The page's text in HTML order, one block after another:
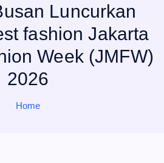
Luncurkan
fashion Jakarta
Week (JMFW)
2026
Home